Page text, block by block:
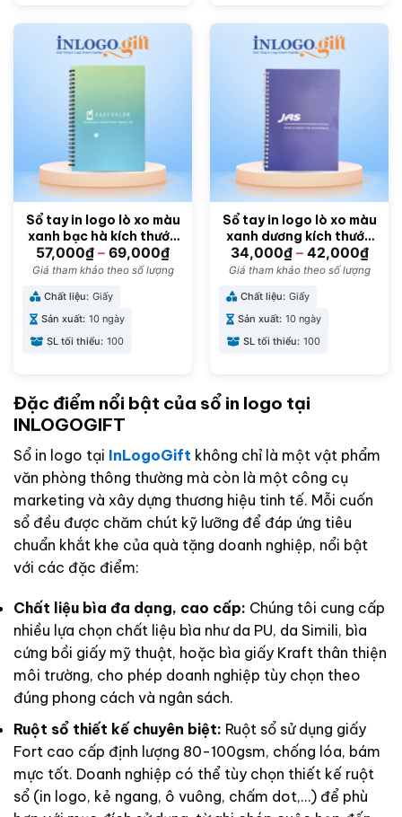
Sổ tay in logo lò xo màu
xanh bạc hà kích thước
14.5 x 20.5 cm ST-02
57,000₫ – 69,000₫
Giá tham khảo theo số lượng
Chất liệu: Giấy
Sản xuất: 10 ngày
SL tối thiểu: 100
Sổ tay in logo lò xo màu
xanh dương kích thước
14.5 x 20.5cm ST-01
34,000₫– 42,000₫
Giá tham khảo theo số lượng
Chất liệu: Giấy
Sản xuất: 10 ngày
SL tối thiểu: 100
Đặc điểm nổi bật của sổ in logo tại
INLOGOGIFT
Sổ in logo tại InLogoGift không chỉ là một vật phẩm
văn phòng thông thường mà còn là một công cụ
marketing và xây dựng thương hiệu tinh tế. Mỗi cuốn
sổ đều được chăm chút kỹ lưỡng để đáp ứng tiêu
chuẩn khắt khe của quà tặng doanh nghiệp, nổi bật
với các đặc điểm:
Chất liệu bìa đa dạng, cao cấp: Chúng tôi cung cấp
nhiều lựa chọn chất liệu bìa như da PU, da Simili, bìa
cứng bồi giấy mỹ thuật, hoặc bìa giấy Kraft thân thiện
môi trường, cho phép doanh nghiệp tùy chọn theo
đúng phong cách và ngân sách.
Ruột sổ thiết kế chuyên biệt: Ruột sổ sử dụng giấy
Fort cao cấp định lượng 80-100gsm, chống lóa, bám
mực tốt. Doanh nghiệp có thể tùy chọn thiết kế ruột
sổ (in logo, kẻ ngang, ô vuông, chấm dot,…) để phù